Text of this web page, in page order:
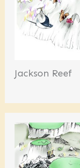
Jackson Reef